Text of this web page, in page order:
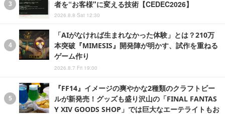
者を“お客様"に変える技術【CEDEC2026】
2026.8.8 Sat 12:30
「AIがなければ生まれなかった体験」とは？210万
本突破『MIMESIS』開発陣が明かす、試作を重ねる
ゲーム作り
2026.8.7 Fri 19:00
『FF14』イメージの爽やかな2種類のクラフトビー
ルが新発売！グッズも盛り沢山の「FINAL FANTAS
Y XIV GOODS SHOP」では巨大なエーテライトもお